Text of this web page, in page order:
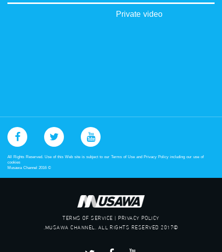
Private video
All Rights Reserved. Use of this Web site is subject to our Terms of Use and Privacy Policy including our use of
cookies
©
2016
TERMS OF SERVICE | PRIVACY POLICY
©2017 MUSAWA CHANNEL. ALL RIGHTS RESERVED.